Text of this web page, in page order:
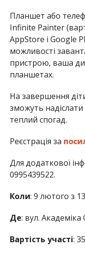
Планшет або
Infinite Painter
AppStore і Google
можливості
пристрою, ваша
планшетах.
На завершення
зможуть
теплий спогад.
Реєстрація за
Для додаткової
0995439522.
Коли: 9 лютого з
Де: вул. Академіка
Вартість участі: